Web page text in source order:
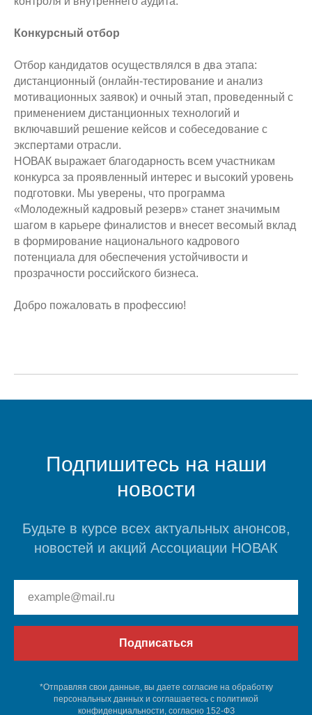
Конкурсный отбор
Отбор кандидатов осуществлялся в два этапа:
дистанционный (онлайн-тестирование и анализ
мотивационных заявок) и очный этап, проведенный с
применением дистанционных технологий и
включавший решение кейсов и собеседование с
экспертами отрасли.
НОВАК выражает благодарность всем участникам
конкурса за проявленный интерес и высокий уровень
подготовки. Мы уверены, что программа
«Молодежный кадровый резерв» станет значимым
шагом в карьере финалистов и внесет весомый вклад
в формирование национального кадрового
потенциала для обеспечения устойчивости и
прозрачности российского бизнеса.
Добро пожаловать в профессию!
Подпишитесь на наши
новости
Будьте в курсе всех актуальных анонсов,
новостей и акций Ассоциации НОВАК
Подписаться
*Отправляя свои данные, вы даете согласие на обработку
персональных данных и соглашаетесь c политикой
конфиденциальности, согласно 152-ФЗ